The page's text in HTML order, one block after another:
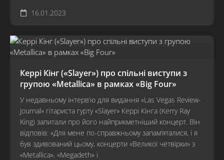
16.01.2023
Керрі Кінг («Slayer») про спільні виступи з
групою «Metallica» в рамках «Big Four»
У недавньому інтерв’ю для видання «Las Vegas Review-
Journal» гітариста гурту «Slayer» Керрі Кінга (Kerry Ray
King) запитали про його найприкметніший концерт. Він
відповів: «Для мене по-справжньому запам’яталися, і я
був здивований цьому, концерти «Великої четвірки» з
«Metallica», «Megadeth» і